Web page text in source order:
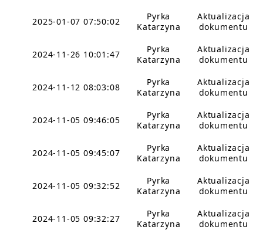
2025-01-07 07:50:02
Pyrka
Katarzyna
Aktualizacja
dokumentu
2024-11-26 10:01:47
Pyrka
Katarzyna
Aktualizacja
dokumentu
2024-11-12 08:03:08
Pyrka
Katarzyna
Aktualizacja
dokumentu
2024-11-05 09:46:05
Pyrka
Katarzyna
Aktualizacja
dokumentu
2024-11-05 09:45:07
Pyrka
Katarzyna
Aktualizacja
dokumentu
2024-11-05 09:32:52
Pyrka
Katarzyna
Aktualizacja
dokumentu
2024-11-05 09:32:27
Pyrka
Katarzyna
Aktualizacja
dokumentu